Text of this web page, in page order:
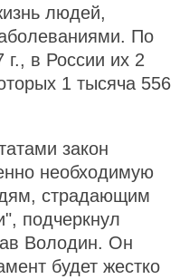
людей,
По
в России их 2
1 тысяча 556
закон
необходимую
страдающим
подчеркнул
Володин. Он
будет жестко